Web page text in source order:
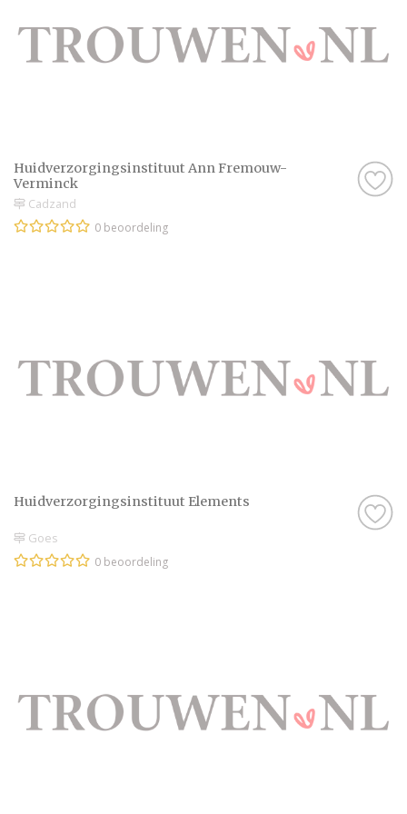
onze website doen er alles aan om jullie een
onvergetelijke dag te bezorgen.
Huidverzorgingsinstituut Ann Fremouw-
Verminck
Cadzand
0 beoordeling
Huidverzorgingsinstituut Elements
Goes
0 beoordeling